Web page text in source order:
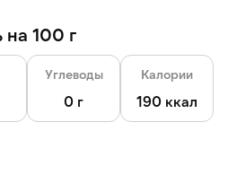
на кухне и экономит время.
и реберных костей,
крышки, брюшных жира и
100 г
Углеводы
0 г
Калории
190 ккал